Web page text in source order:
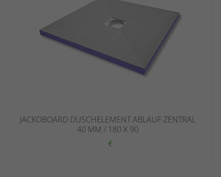
JACKOBOARD DUSCHELEMENT ABLAUF ZENTRAL
40 MM / 180 X 90
€